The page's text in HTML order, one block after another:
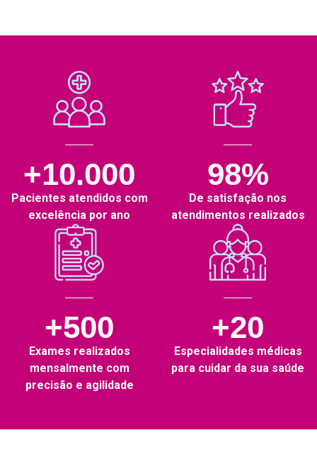
+10.000
Pacientes atendidos com
excelência por ano
98%
De satisfação nos
atendimentos realizados
+500
Exames realizados
mensalmente com
precisão e agilidade
+20
Especialidades médicas
para cuidar da sua saúde